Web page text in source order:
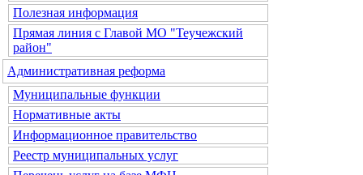
Полезная информация
Прямая линия с Главой МО "Теучежский
район"
Административная реформа
Муниципальные функции
Нормативные акты
Информационное правительство
Реестр муниципальных услуг